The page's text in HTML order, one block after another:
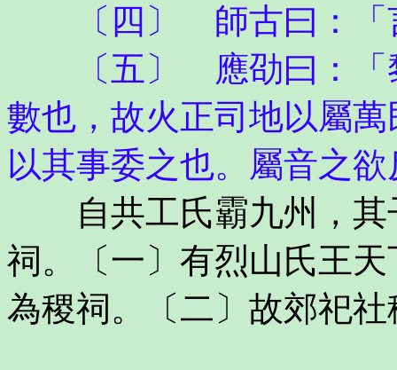
〔四〕 師古曰：「
〔五〕 應劭曰：「黎
數也，故火正司地以屬
以其事委之也。屬音之
自共工氏霸九州，其
祠。〔一〕有烈山氏王
為稷祠。〔二〕故郊祀